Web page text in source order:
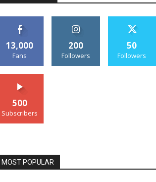
13,000
Fans
200
Followers
50
Followers
500
Subscribers
MOST POPULAR